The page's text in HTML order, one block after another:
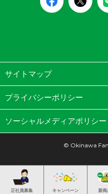
サイトマップ
プライバシーポリシー
ソーシャルメディアポリシー
© Okinawa
正社員募集 キャンペーン 新商